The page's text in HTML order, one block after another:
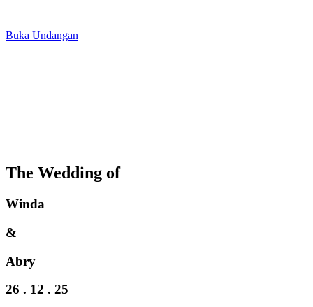
Buka Undangan
The Wedding of
Winda
&
Abry
26 . 12 . 25